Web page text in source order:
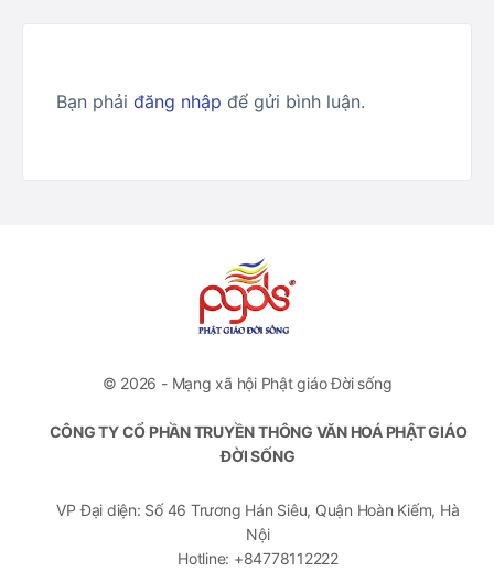
Bạn phải đăng nhập để gửi bình luận.
© 2026 - Mạng xã hội Phật giáo Đời sống
CÔNG TY CỔ PHẦN TRUYỀN THÔNG VĂN HOÁ PHẬT GIÁO
ĐỜI SỐNG
VP Đại diện: Số 46 Trương Hán Siêu, Quận Hoàn Kiếm, Hà
Nội
Hotline: +84778112222